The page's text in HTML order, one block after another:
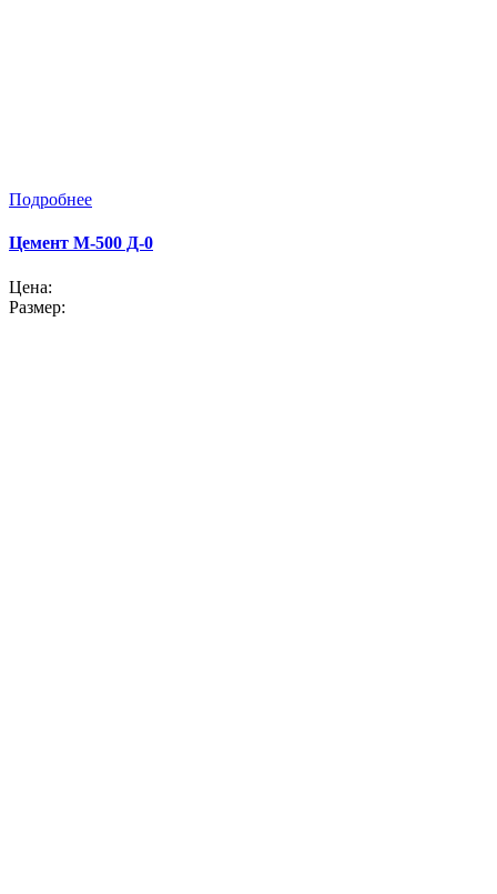
Подробнее
Цемент M-500 Д-0
Цена:
Размер: